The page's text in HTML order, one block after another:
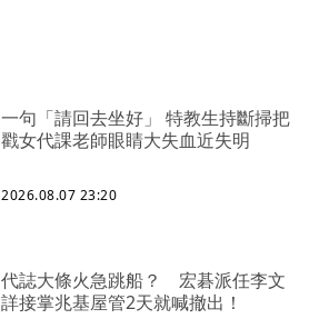
一句「請回去坐好」 特教生持斷掃把
戳女代課老師眼睛大失血近失明
2026.08.07 23:20
代誌大條火急跳船？ 宏碁派任李文
詳接掌兆基屋管2天就喊撤出！